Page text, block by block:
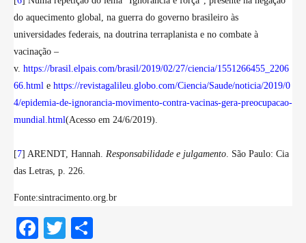
do aquecimento global, na guerra do governo brasileiro às
universidades federais, na doutrina terraplanista e no combate à
vacinação –
v. https://brasil.elpais.com/brasil/2019/02/27/ciencia/1551266455_2206
66.html e https://revistagalileu.globo.com/Ciencia/Saude/noticia/2019/0
4/epidemia-de-ignorancia-movimento-contra-vacinas-gera-preocupacao-
mundial.html(Acesso em 24/6/2019).
[7] ARENDT, Hannah. Responsabilidade e julgamento . São Paulo: Cia
das Letras, p. 226.
Fonte:sintracimento.org.br
F T